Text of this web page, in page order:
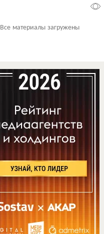
Все материалы загружены